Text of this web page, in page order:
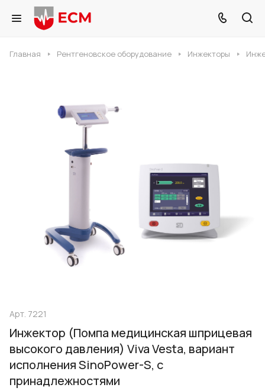
Главная Рентгеновское оборудование Инжекторы
Арт. 7221
Инжектор (Помпа медицинская шприцевая
высокого давления) Viva Vesta, вариант
исполнения SinoPower-S, с
принадлежностями